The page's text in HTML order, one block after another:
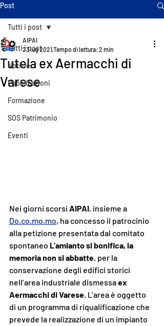
Post
Tutti i post
Notizie
Pubblicazioni
Formazione
SOS Patrimonio
Eventi
Tutti i post
Tutela ex Aermacchi di
Varese
AIPAI
23 lug 2021Tempo di lettura: 2 min
Nei giorni scorsi AIPAI, insieme a
Do.co.mo.mo, ha concesso il patrocinio
alla petizione presentata dal comitato
spontaneo L’amianto si bonifica, la
memoria non si abbatte, per la
conservazione degli edifici storici
nell’area industriale dismessa ex
Aermacchi di Varese. L’area è oggetto
di un programma di riqualificazione che
prevede la realizzazione di un impianto